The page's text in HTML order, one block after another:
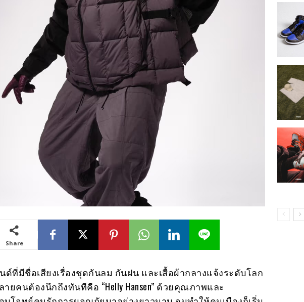
Share
ด์ที่มีชื่อเสียงเรื่องชุดกันลม กันฝน และเสื้อผ้ากลางแจ้งระดับโลก
ยคนต้องนึกถึงทันทีคือ “Helly Hansen” ด้วยคุณภาพและ